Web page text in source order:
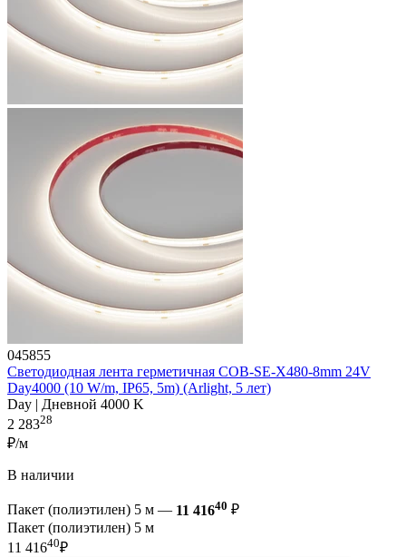
045855
Светодиодная лента герметичная COB-SE-X480-8mm 24V
Day4000 (10 W/m, IP65, 5m) (Arlight, 5 лет)
Day | Дневной 4000 K
2 28328
₽/м
В наличии
Пакет (полиэтилен) 5 м — 11 41640 ₽
Пакет (полиэтилен) 5 м
11 41640₽